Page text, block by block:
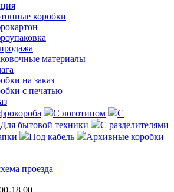
коробки
материалы
на заказ
с печатью
С логотипом
С
Для бытовой техники
С разделителями
Под кабель
Архивные коробки
проезда
18.00